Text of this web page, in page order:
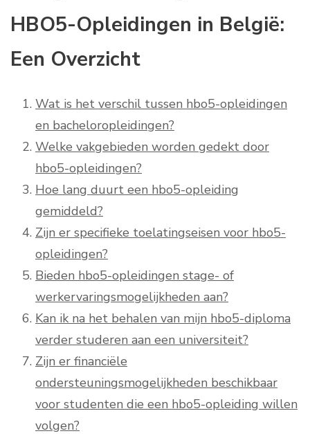
HBO5-Opleidingen in België:
Een Overzicht
Wat is het verschil tussen hbo5-opleidingen
en bacheloropleidingen?
Welke vakgebieden worden gedekt door
hbo5-opleidingen?
Hoe lang duurt een hbo5-opleiding
gemiddeld?
Zijn er specifieke toelatingseisen voor hbo5-
opleidingen?
Bieden hbo5-opleidingen stage- of
werkervaringsmogelijkheden aan?
Kan ik na het behalen van mijn hbo5-diploma
verder studeren aan een universiteit?
Zijn er financiële
ondersteuningsmogelijkheden beschikbaar
voor studenten die een hbo5-opleiding willen
volgen?